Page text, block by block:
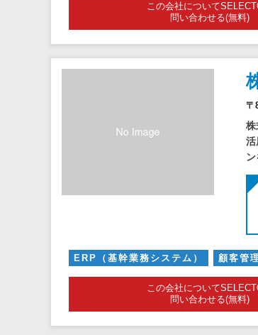
この会社について
問い合わせる(無料)
〒
株
活
ERP（基幹業務システム） 顧客管
外国人就労システム
この会社について
問い合わせる(無料)